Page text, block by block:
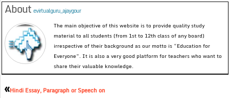
Aboutevirtualguru_ajaygour
The main objective of this website is to provide quality study
material to all students (from 1st to 12th class of any board)
irrespective of their background as our motto is “Education for
Everyone”. It is also a very good platform for teachers who want to
share their valuable knowledge.
«Hindi Essay, Paragraph or Speech on